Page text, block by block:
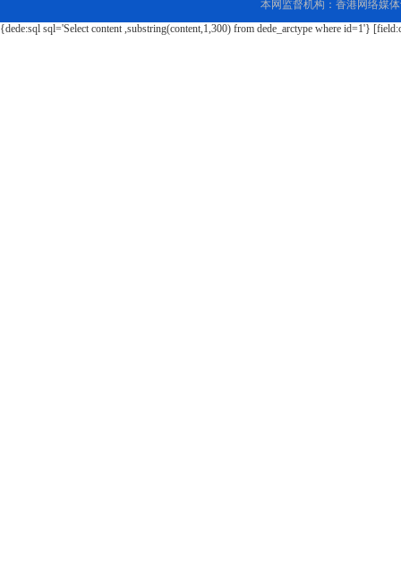
本网监督机构：香港网络媒
{dede:sql sql='Select content ,substring(content,1,300) from dede_arctype where id=1'}